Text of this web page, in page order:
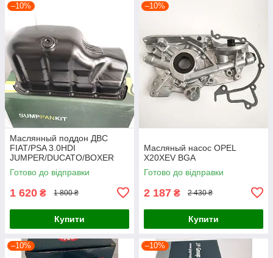
–10%
Маслянный поддон ДВС
FIAT/PSA 3.0HDI
JUMPER/DUCATO/BOXER
2006-2012 BGA
Готово до відправки
1 620 ₴ 1 800 ₴
Купити
–10%
Масляный насос OPEL
X20XEV BGA
Готово до відправки
2 187 ₴ 2 430 ₴
Купити
–10% –10%